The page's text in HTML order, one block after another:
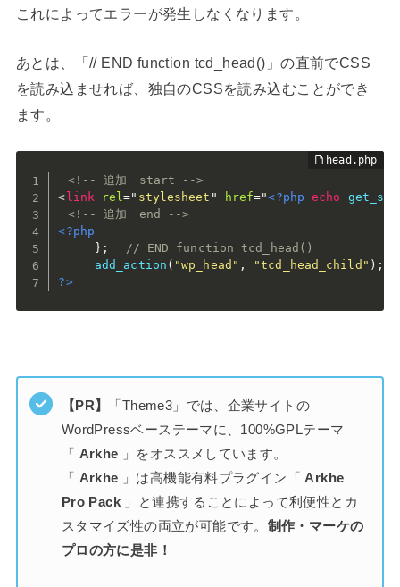
これによってエラーが発生しなくなります。
あとは、「// END function tcd_head()」の直前でCSS
を読み込ませれば、独自のCSSを読み込むことができ
ます。
<!-- 追加　start -->
< link rel=" stylesheet " href="<?php echo
<!-- 追加　end -->
<?php
} ;
// END function tcd_head()
add_action ( "wp_head" , "tcd_head_child" ) ;
?>
【PR】
「Theme3」では、企業サイトの
WordPressベーステーマに、100%GPLテーマ
「 Arkhe 」をオススメしています。
「 Arkhe 」は高機能有料プラグイン「 Arkhe
Pro Pack 」と連携することによって利便性とカ
スタマイズ性の両立が可能です。 制作・マーケの
プロの方に是非！